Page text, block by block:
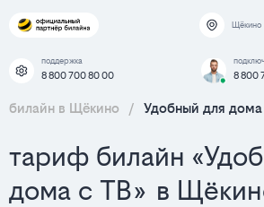
Щёкино
поддержка
8 800 700 80 00 8 800
билайн в Щёкино / Удобный для
тариф билайн
дома с ТВ» в